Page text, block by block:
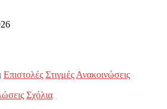
Επιστολές Στιγμές Ανακοινώσεις
Σχόλια